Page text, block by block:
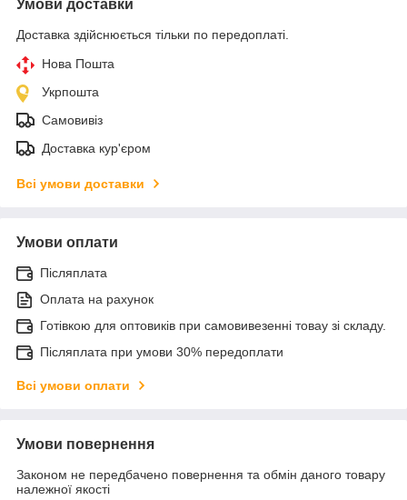
Умови доставки
Доставка здійснюється тільки по передоплаті.
Нова Пошта
Укрпошта
Самовивіз
Доставка кур'єром
Всі умови доставки
Умови оплати
Післяплата
Оплата на рахунок
Готівкою для оптовиків при самовивезенні товау зі складу.
Післяплата при умови 30% передоплати
Всі умови оплати
Умови повернення
Законом не передбачено повернення та обмін даного товару
належної якості